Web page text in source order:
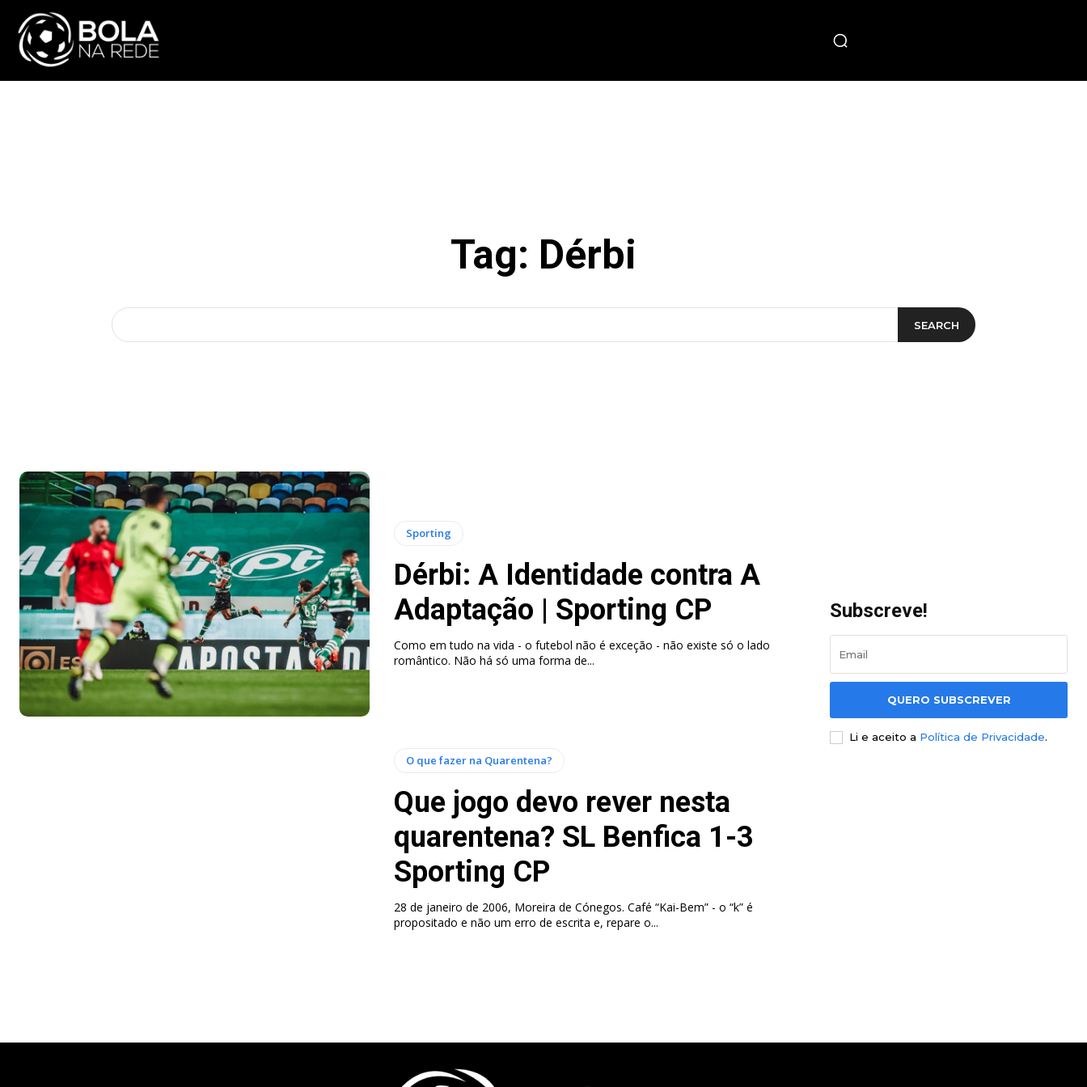
Tag: Dérbi
SEARCH
Sporting
Dérbi: A Identidade contra A
Adaptação | Sporting CP
Como em tudo na vida - o futebol não é exceção - não existe só o lado
romântico. Não há só uma forma de...
O que fazer na Quarentena?
Que jogo devo rever nesta
quarentena? SL Benfica 1-3
Sporting CP
28 de janeiro de 2006, Moreira de Cónegos. Café “Kai-Bem” - o “k” é
propositado e não um erro de escrita e, repare o...
Subscreve!
QUERO SUBSCREVER
Li e aceito a Política de Privacidade.